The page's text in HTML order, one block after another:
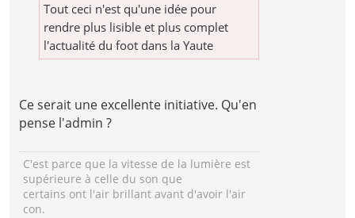
Tout ceci n'est qu'une idée pour
rendre plus lisible et plus complet
l'actualité du foot dans la Yaute
Ce serait une excellente initiative. Qu'en
pense l'admin ?
C'est parce que la vitesse de la lumière est
supérieure à celle du son que
certains ont l'air brillant avant d'avoir l'air
con.